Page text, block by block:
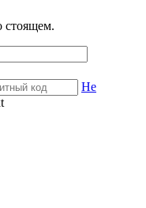
стоящем.
Не